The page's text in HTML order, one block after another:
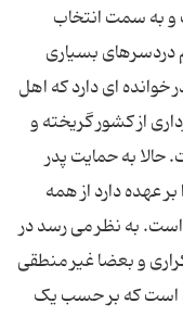
و به سمت انتخاب
بسیاری
خوانده ای دارد که اهل
از کشور گریخته و
به حمایت پدر
عهده دارد از همه
است. به نظر می رسد در
و بعضا غیر منطقی
است که بر حسب یک